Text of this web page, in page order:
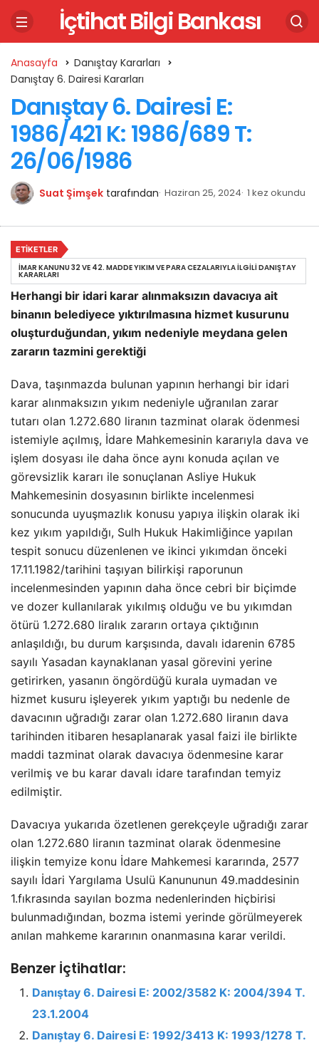
İçtihat Bilgi Bankası
Anasayfa
Danıştay Kararları
Danıştay 6. Dairesi Kararları
Danıştay 6. Dairesi E:
1986/421 K: 1986/689 T:
26/06/1986
Suat Şimşek tarafından Haziran 25, 2024 1 kez okundu
Herhangi bir idari karar alınmaksızın davacıya ait
binanın belediyece yıktırılmasına hizmet kusurunu
oluşturduğundan, yıkım nedeniyle meydana gelen
zararın tazmini gerektiği
Dava, taşınmazda bulunan yapının herhangi bir idari
karar alınmaksızın yıkım nedeniyle uğranılan zarar
tutarı olan 1.272.680 liranın tazminat olarak ödenmesi
istemiyle açılmış, İdare Mahkemesinin kararıyla dava ve
işlem dosyası ile daha önce aynı konuda açılan ve
görevsizlik kararı ile sonuçlanan Asliye Hukuk
Mahkemesinin dosyasının birlikte incelenmesi
sonucunda uyuşmazlık konusu yapıya ilişkin olarak iki
kez yıkım yapıldığı, Sulh Hukuk Hakimliğince yapılan
tespit sonucu düzenlenen ve ikinci yıkımdan önceki
17.11.1982/tarihini taşıyan bilirkişi raporunun
incelenmesinden yapının daha önce cebri bir biçimde
ve dozer kullanılarak yıkılmış olduğu ve bu yıkımdan
ötürü 1.272.680 liralık zararın ortaya çıktığının
anlaşıldığı, bu durum karşısında, davalı idarenin 6785
sayılı Yasadan kaynaklanan yasal görevini yerine
getirirken, yasanın öngördüğü kurala uymadan ve
hizmet kusuru işleyerek yıkım yaptığı bu nedenle de
davacının uğradığı zarar olan 1.272.680 liranın dava
tarihinden itibaren hesaplanarak yasal faizi ile birlikte
maddi tazminat olarak davacıya ödenmesine karar
verilmiş ve bu karar davalı idare tarafından temyiz
edilmiştir.
Davacıya yukarıda özetlenen gerekçeyle uğradığı zarar
olan 1.272.680 liranın tazminat olarak ödenmesine
ilişkin temyize konu İdare Mahkemesi kararında, 2577
sayılı İdari Yargılama Usulü Kanununun 49.maddesinin
1.fıkrasında sayılan bozma nedenlerinden hiçbirisi
bulunmadığından, bozma istemi yerinde görülmeyerek
anılan mahkeme kararının onanmasına karar verildi.
Benzer İçtihatlar:
Danıştay 6. Dairesi E: 2002/3582 K: 2004/394 T.
23.1.2004
Danıştay 6. Dairesi E: 1992/3413 K: 1993/1278 T.
ETIKETLER
İMAR KANUNU 32 VE 42. MADDE YIKIM VE PARA CEZALARIYLA İLGILI DANIŞTAY
KARARLARI